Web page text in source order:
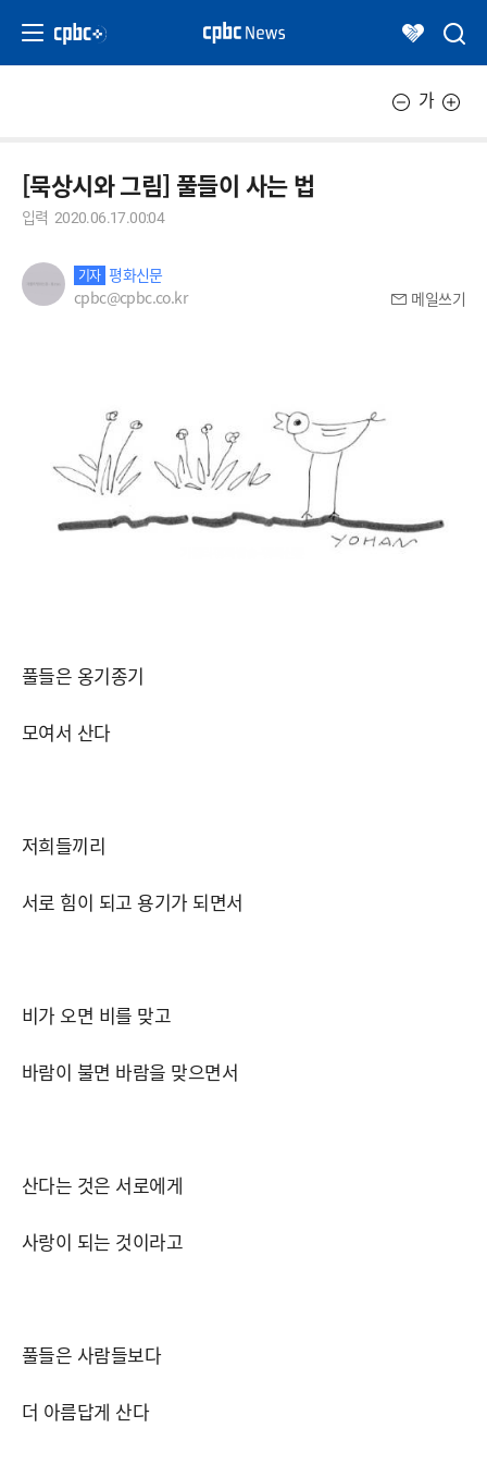
가
[묵상시와 그림] 풀들이 사는 법
입력 2020.06.17.00:04
기자 평화신문
cpbc@cpbc.co.kr
메일쓰기
풀들은 옹기종기
모여서 산다
저희들끼리
서로 힘이 되고 용기가 되면서
비가 오면 비를 맞고
바람이 불면 바람을 맞으면서
산다는 것은 서로에게
사랑이 되는 것이라고
풀들은 사람들보다
더 아름답게 산다